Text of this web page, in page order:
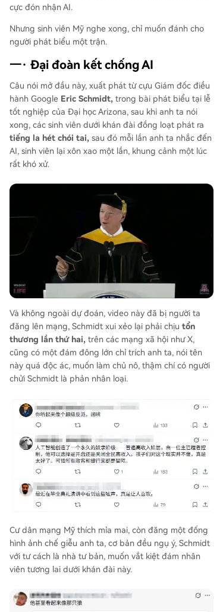
iới công nghệ ủng hộ ông. Tuy nhiên, điều này v
ấp phải sự phản đối từ cả cử tri đảng Dân chủ
(quan tâm đến môi trường và việc làm) lẫn một
hi phí sinh hoạt và bản sắc), tạo ra một liên minh
bất ngờ chống lại sự bùng nổ của AI. Trump hiệ
n đứng trước thách thức phải lựa chọn giữa các
nhà tài trợ công nghệ và cử tri truyền thống, với
ng...
cực đón nhận AI.
Nhưng sinh viên Mỹ nghe xong, chỉ muốn đánh cho
người phát biểu một trận.
一· Đại đoàn kết chống AI
Câu nói mở đầu này, xuất phát từ cựu Giám đốc điều
hành Google Eric Schmidt, trong bài phát biểu tại lễ
tốt nghiệp của Đại học Arizona, sau khi anh ta nói
xong, các sinh viên dưới khán đài đồng loạt phát ra
tiếng la hét chói tai, sau đó mỗi lần anh ta nhắc đến
AI, sinh viên lại xôn xao một lần, khung cảnh một lúc
rất khó xử.
Và không ngoài dự đoán, video này đã bị người ta
đăng lên mạng, Schmidt xui xẻo lại phải chịu tổn
thương lần thứ hai, trên các mạng xã hội như X,
cũng có một đám đông lớn chỉ trích anh ta, nói tên
này quá độc ác, muốn làm chủ nô, thậm chí có người
chửi Schmidt là phản nhân loại.
Cư dân mạng Mỹ thích mỉa mai, còn đăng một đống
hình ảnh chế giễu anh ta, cơ bản đều ngụ ý, Schmidt
với tư cách là nhà tư bản, muốn vắt kiệt đám nhân
viên tương lai dưới khán đài này.